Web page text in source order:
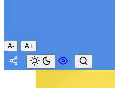
A- A+